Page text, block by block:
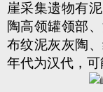
崖采集遗物有
陶高领罐领部
布纹泥灰灰陶
年代为汉代，可